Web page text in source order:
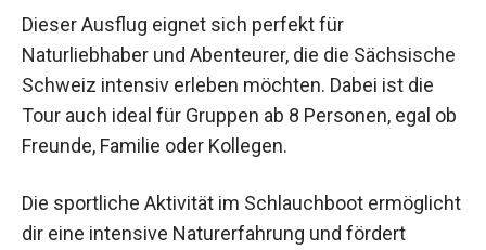
Dieser Ausflug eignet sich perfekt für
Naturliebhaber und Abenteurer, die die Sächsische
Schweiz intensiv erleben möchten. Dabei ist die
Tour auch ideal für Gruppen ab 8 Personen, egal ob
Freunde, Familie oder Kollegen.
Die sportliche Aktivität im Schlauchboot ermöglicht
dir eine intensive Naturerfahrung und fördert